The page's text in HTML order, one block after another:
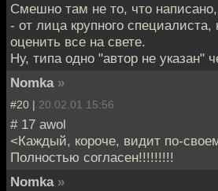
Смешно там не то, что
- от лица крупного специалиста,
оценить все на свете.
Ну, типа одно "автор не указан"
Nomka »
#20 | 20.02.01 15:56
# 17 awol
<Каждый, короче, видит по-
Полностью согласен!!!!!!!!!
Nomka »